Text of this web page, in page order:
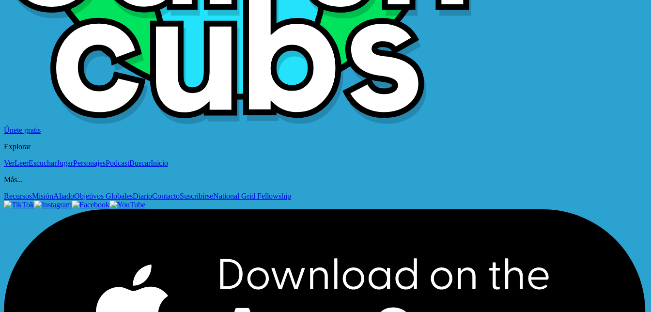
Únete gratis
Explorar
VerLeerEscucharJugarPersonajesPodcastBuscarInicio
Más...
RecursosMisiónAliadoObjetivos GlobalesDiarioContactoSuscribirseNational Grid Fellowship